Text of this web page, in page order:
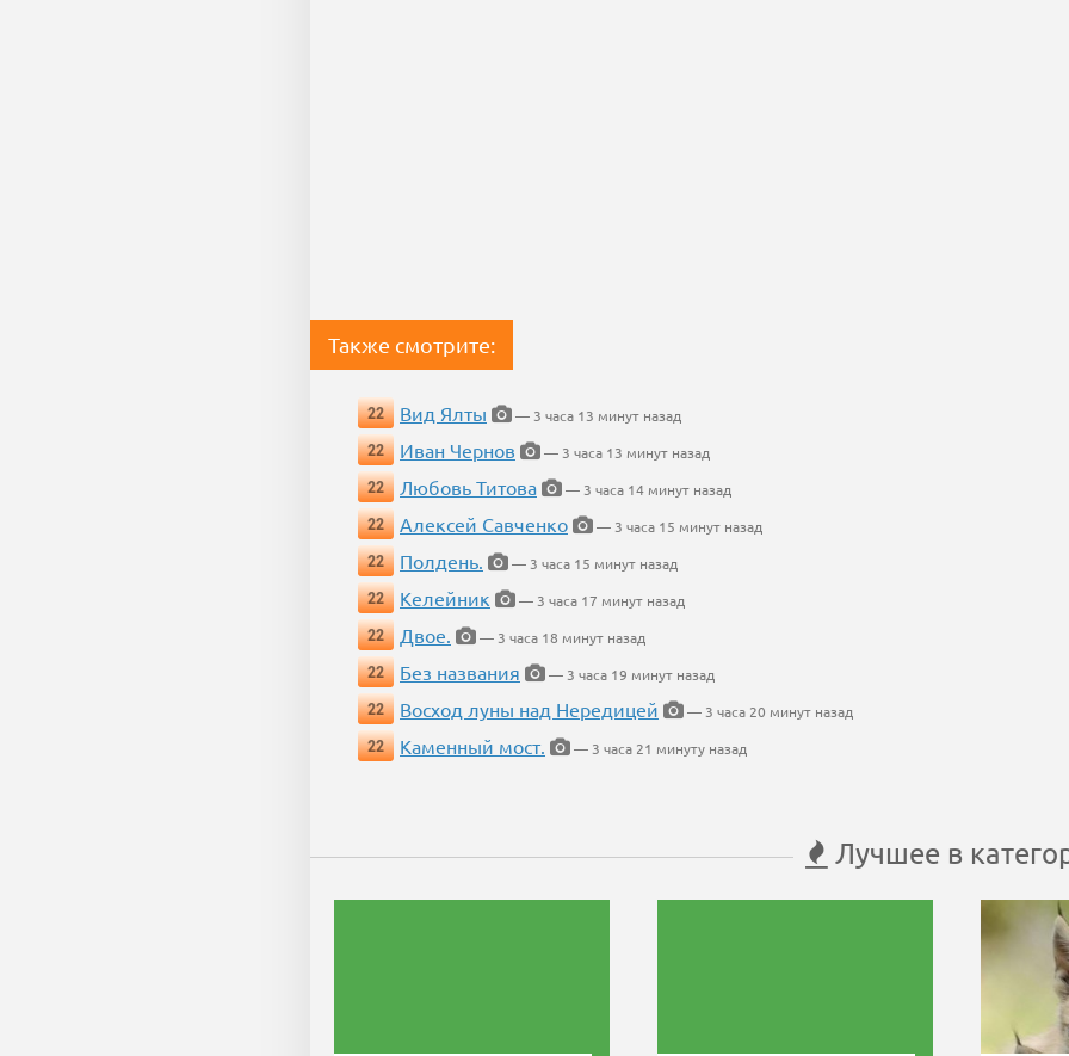
Также смотрите:
22 Вид Ялты
— 3 часа 13 минут назад
22
Иван Чернов
— 3 часа 13 минут назад
22
Любовь Титова
— 3 часа 14 минут назад
22
Алексей Савченко
— 3 часа 15 минут назад
22
Полдень.
— 3 часа 15 минут назад
22
Келейник
— 3 часа 17 минут назад
22
Двое.
— 3 часа 18 минут назад
22
Без названия
— 3 часа 19 минут назад
22
Восход луны над Нередицей
— 3 часа 20 минут назад
22
Каменный мост. — 3 часа 21 минуту назад
Лучшее в